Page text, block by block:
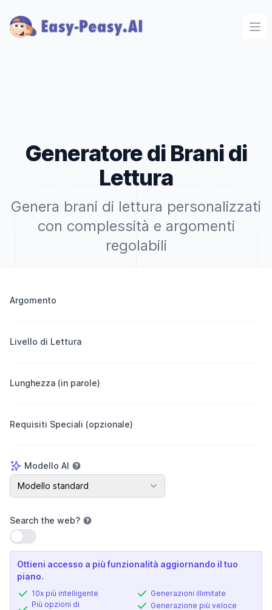
Generatore di Brani di
Lettura
Genera brani di lettura personalizzati
con complessità e argomenti
regolabili
Argomento
Livello di Lettura
Lunghezza (in parole)
Requisiti Speciali (opzionale)
Modello AI
Modello AI
Modello standard
Search the web?
Usa impostazione
Ottieni accesso a più funzionalità aggiornando il tuo
piano.
10x più intelligente
Più opzioni di
Generazioni illimitate
Generazione più veloce